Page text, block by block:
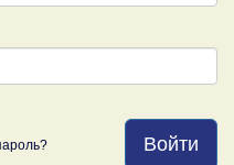
Войти